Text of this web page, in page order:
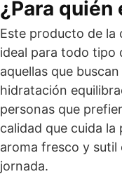
¿Para quién
Este producto de la
ideal para todo tipo
aquellas que
hidratación
personas que
calidad que cuida la
aroma fresco y sutil
jornada.